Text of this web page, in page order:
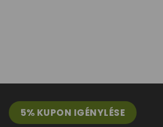
5% KUPON IGÉNYLÉSE